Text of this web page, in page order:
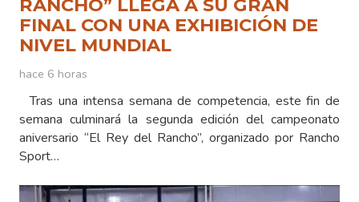
RANCHO” LLEGA A SU GRAN
FINAL CON UNA EXHIBICIÓN DE
NIVEL MUNDIAL
hace 6 horas
Tras una intensa semana de competencia, este fin de
semana culminará la segunda edición del campeonato
aniversario “El Rey del Rancho”, organizado por Rancho
Sport…